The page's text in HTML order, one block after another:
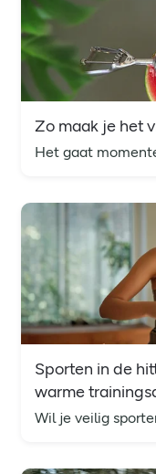
Zo maak je het
Sporten in de
warme